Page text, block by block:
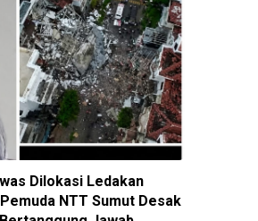
Dilokasi Ledakan
NTT Sumut Desak